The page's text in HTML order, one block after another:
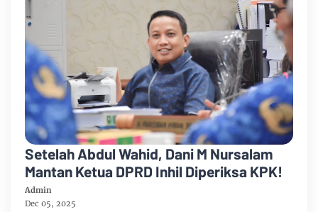
Setelah Abdul Wahid, Dani M Nursalam
Mantan Ketua DPRD Inhil Diperiksa KPK!
Admin
Dec 05, 2025